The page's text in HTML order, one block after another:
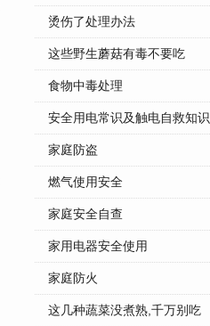
烫伤了处理办法
这些野生蘑菇有毒不要吃
食物中毒处理
安全用电常识及触电自救知识
家庭防盗
燃气使用安全
家庭安全自查
家用电器安全使用
家庭防火
这几种蔬菜没煮熟,千万别吃